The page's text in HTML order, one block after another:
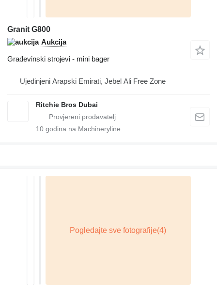
Granit G800
Aukcija
Građevinski strojevi - mini bager
Ujedinjeni Arapski Emirati, Jebel Ali Free Zone
Ritchie Bros Dubai
10 godina na Machineryline